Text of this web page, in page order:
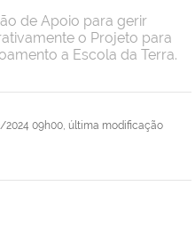
2024 09h00, última modificação
de Apoio para gerir
o Projeto para
a Escola da Terra.